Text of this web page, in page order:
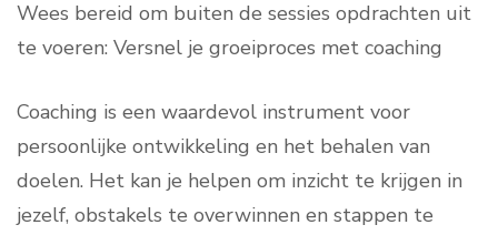
Wees bereid om buiten de sessies opdrachten uit
te voeren: Versnel je groeiproces met coaching
Coaching is een waardevol instrument voor
persoonlijke ontwikkeling en het behalen van
doelen. Het kan je helpen om inzicht te krijgen in
jezelf, obstakels te overwinnen en stappen te